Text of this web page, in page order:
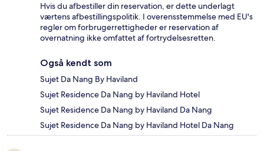
Hvis du afbestiller din reservation, er dette underlagt
værtens afbestillingspolitik. I overensstemmelse med EU's
regler om forbrugerrettigheder er reservation af
overnatning ikke omfattet af fortrydelsesretten.
Også kendt som
Sujet Da Nang By Haviland
Sujet Residence Da Nang by Haviland Hotel
Sujet Residence Da Nang by Haviland Da Nang
Sujet Residence Da Nang by Haviland Hotel Da Nang